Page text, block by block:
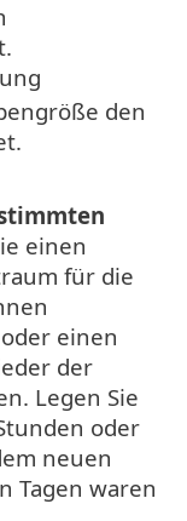
den
einen
für die
einen
der
Legen Sie
oder
neuen
Tagen waren